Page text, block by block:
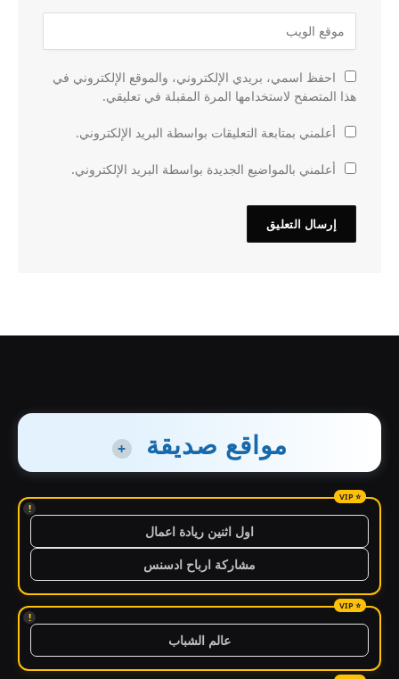
احفظ اسمي، بريدي الإلكتروني، والموقع الإلكتروني في
هذا المتصفح لاستخدامها المرة المقبلة في تعليقي.
أعلمني بمتابعة التعليقات بواسطة البريد الإلكتروني.
أعلمني بالمواضيع الجديدة بواسطة البريد الإلكتروني.
مواقع صديقة +
!
اول اثنين ريادة اعمال
مشاركة ارباح ادسنس
!
عالم الشباب